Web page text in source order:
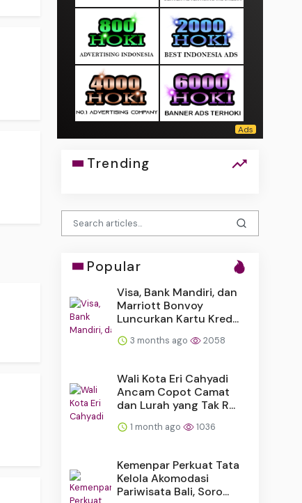
Trending
Popular
Visa, Bank Mandiri, dan
Marriott Bonvoy
Luncurkan Kartu Kred...
3 months ago 2058
Wali Kota Eri Cahyadi
Ancam Copot Camat
dan Lurah yang Tak R...
1 month ago 1036
Kemenpar Perkuat Tata
Kelola Akomodasi
Pariwisata Bali, Soro...